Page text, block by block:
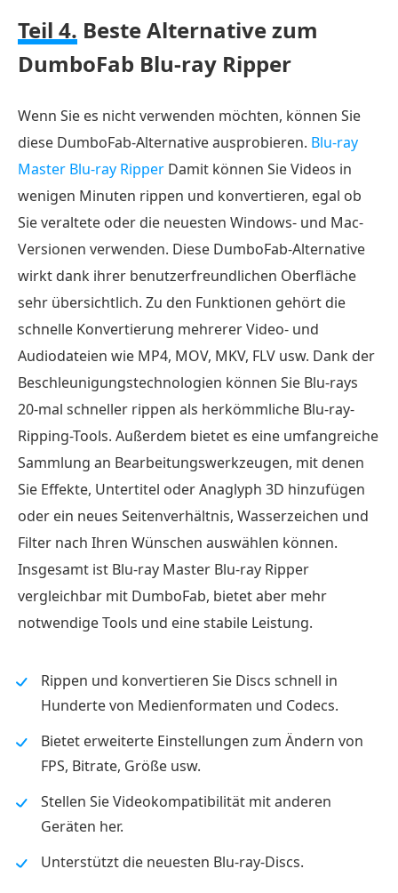
Teil 4. Beste Alternative zum
DumboFab Blu-ray Ripper
Wenn Sie es nicht verwenden möchten, können Sie
diese DumboFab-Alternative ausprobieren. Blu-ray
Master Blu-ray Ripper Damit können Sie Videos in
wenigen Minuten rippen und konvertieren, egal ob
Sie veraltete oder die neuesten Windows- und Mac-
Versionen verwenden. Diese DumboFab-Alternative
wirkt dank ihrer benutzerfreundlichen Oberfläche
sehr übersichtlich. Zu den Funktionen gehört die
schnelle Konvertierung mehrerer Video- und
Audiodateien wie MP4, MOV, MKV, FLV usw. Dank der
Beschleunigungstechnologien können Sie Blu-rays
20-mal schneller rippen als herkömmliche Blu-ray-
Ripping-Tools. Außerdem bietet es eine umfangreiche
Sammlung an Bearbeitungswerkzeugen, mit denen
Sie Effekte, Untertitel oder Anaglyph 3D hinzufügen
oder ein neues Seitenverhältnis, Wasserzeichen und
Filter nach Ihren Wünschen auswählen können.
Insgesamt ist Blu-ray Master Blu-ray Ripper
vergleichbar mit DumboFab, bietet aber mehr
notwendige Tools und eine stabile Leistung.
Rippen und konvertieren Sie Discs schnell in
Hunderte von Medienformaten und Codecs.
Bietet erweiterte Einstellungen zum Ändern von
FPS, Bitrate, Größe usw.
Stellen Sie Videokompatibilität mit anderen
Geräten her.
Unterstützt die neuesten Blu-ray-Discs.